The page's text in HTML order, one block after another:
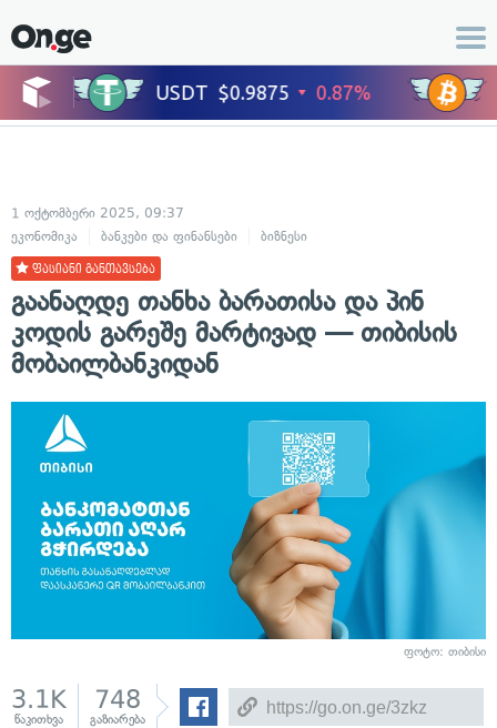
1 ოქტომბერი 2025, 09:37
ეკონომიკა
ბანკები და ფინანსები ბიზნესი
ფასიანი განთავსება
გაანაღდე თანხა ბარათისა და პინ
კოდის გარეშე მარტივად — თიბისის
მობაილბანკიდან
ფოტო: თიბისი
3.1K
წაკითხვა
748
გაზიარება